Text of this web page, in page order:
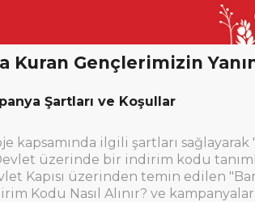
Kuran Gençlerimizin
Şartları ve Koşullar
kapsamında ilgili şartları
üzerinde bir indirim kodu
Kapısı üzerinden temin edilen
Kodu Nasıl Alınır? ve